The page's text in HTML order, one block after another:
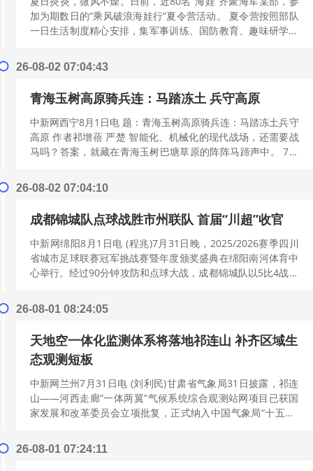
加为期数日的“乘风破浪海娃行”夏令营活动。 夏令营按照部队
一日生活制度精心安排，集军事训练、国防教育、趣味研学于
26-08-02 07:04:43
青海玉树高原骑兵连：马踏冻土 兵守高原
中新网西宁8月1日电 题：青海玉树高原骑兵连：马踏冻土兵守
高原 作者祁增蓓 严楚 智能化、机械化的现代战场，还需要战
马吗？答案，就藏在青海玉树巴塘草原的阵阵马蹄声中。 7月
26-08-02 07:04:10
成都锦城队点球战胜市州联队 首届“川超”收官
中新网绵阳8月1日电 (程兆)7月31日晚，2025/2026赛季四川
省城市足球联赛冠军挑战赛暨年度颁奖盛典在绵阳南河体育中
心举行。经过90分钟攻防和点球大战，成都锦城队以5比4战胜
26-08-01 08:24:05
天地空一体化监测体系将落地祁连山 补齐区域生
态观测短板
中新网兰州7月31日电 (刘利民)甘肃省气象局31日披露，祁连
山——河西走廊“一体两翼”气候系统综合观测站网项目已获国
家发展和改革委员会立项批复，正式纳入中国气象局“十五五”
26-08-01 07:24:11